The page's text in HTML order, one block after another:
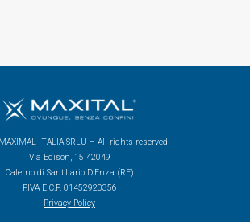
ITALIA SRLU – All rights reserved
Via Edison, 15 42049
Calerno di Sant’Ilario D’Enza (RE)
P.IVA E C.F. 01452920356
Privacy Policy